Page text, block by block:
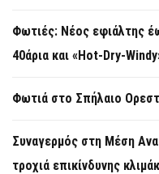
Φωτιές: Νέος εφιάλτης
40άρια και «Hot-Dry-
Φωτιά στο Σπήλαιο
Συναγερμός στη Μέση
τροχιά επικίνδυνης